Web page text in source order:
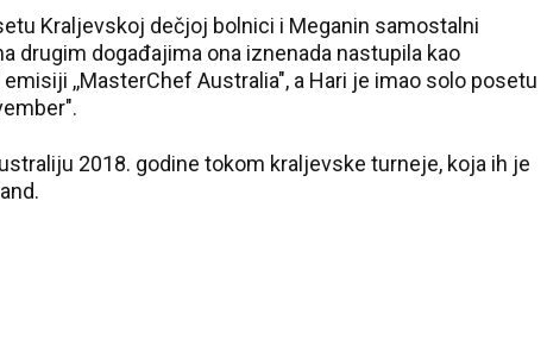
Kraljevskoj dečjoj bolnici i Meganin samostalni
drugim događajima ona iznenada nastupila kao
,,MasterChef Australia", a Hari je imao solo posetu
2018. godine tokom kraljevske turneje, koja ih je